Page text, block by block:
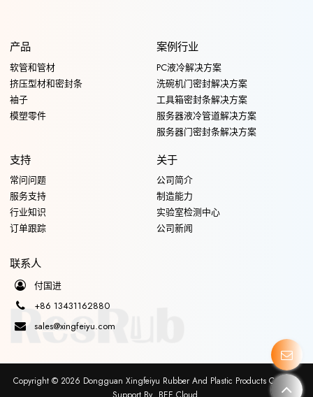
产品
软管和管材
挤压型材和密封条
袖子
模塑零件
案例行业
PC液冷解决方案
洗碗机门密封解决方案
工具箱密封条解决方案
服务器液冷管道解决方案
服务器门密封条解决方案
支持
常问问题
服务支持
行业知识
订单跟踪
关于
公司简介
制造能力
实验室检测中心
公司新闻
联系人
付国进
+86 13431162880
sales@xingfeiyu.com
Copyright © 2026 Dongguan Xingfeiyu Rubber And Plastic Products Co., Ltd.